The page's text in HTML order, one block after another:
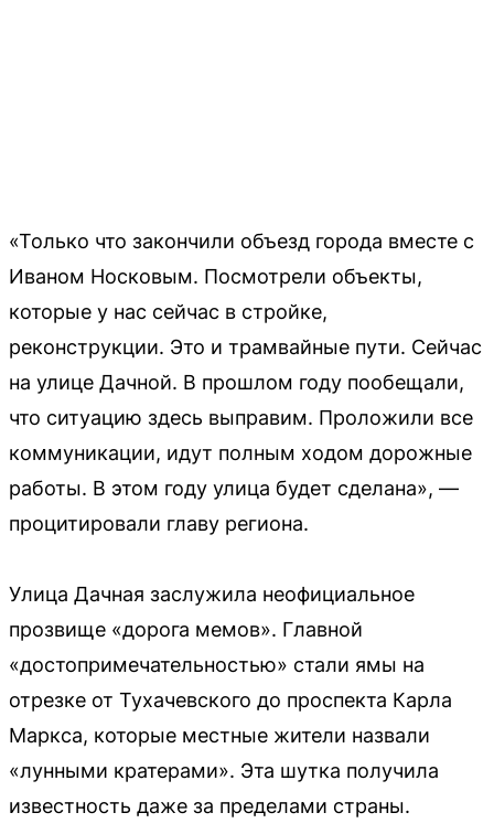
«Только что закончили объезд города вместе с
Иваном Носковым. Посмотрели объекты,
которые у нас сейчас в стройке,
реконструкции. Это и трамвайные пути. Сейчас
на улице Дачной. В прошлом году пообещали,
что ситуацию здесь выправим. Проложили все
коммуникации, идут полным ходом дорожные
работы. В этом году улица будет сделана», —
процитировали главу региона.
Улица Дачная заслужила неофициальное
прозвище «дорога мемов». Главной
«достопримечательностью» стали ямы на
отрезке от Тухачевского до проспекта Карла
Маркса, которые местные жители назвали
«лунными кратерами». Эта шутка получила
известность даже за пределами страны.